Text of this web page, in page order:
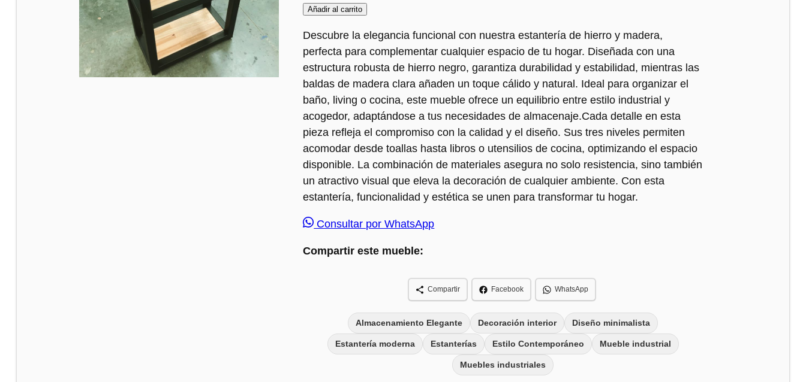
Añadir al carrito
Descubre la elegancia funcional con nuestra estantería de hierro y madera,
perfecta para complementar cualquier espacio de tu hogar. Diseñada con una
estructura robusta de hierro negro, garantiza durabilidad y estabilidad, mientras las
baldas de madera clara añaden un toque cálido y natural. Ideal para organizar el
baño, living o cocina, este mueble ofrece un equilibrio entre estilo industrial y
acogedor, adaptándose a tus necesidades de almacenaje.Cada detalle en esta
pieza refleja el compromiso con la calidad y el diseño. Sus tres niveles permiten
acomodar desde toallas hasta libros o utensilios de cocina, optimizando el espacio
disponible. La combinación de materiales asegura no solo resistencia, sino también
un atractivo visual que eleva la decoración de cualquier ambiente. Con esta
estantería, funcionalidad y estética se unen para transformar tu hogar.
Consultar por WhatsApp
Compartir este mueble:
Compartir Facebook WhatsApp
Almacenamiento Elegante Decoración interior Diseño minimalista
Estantería moderna Estanterías Estilo Contemporáneo Mueble industrial
Muebles industriales